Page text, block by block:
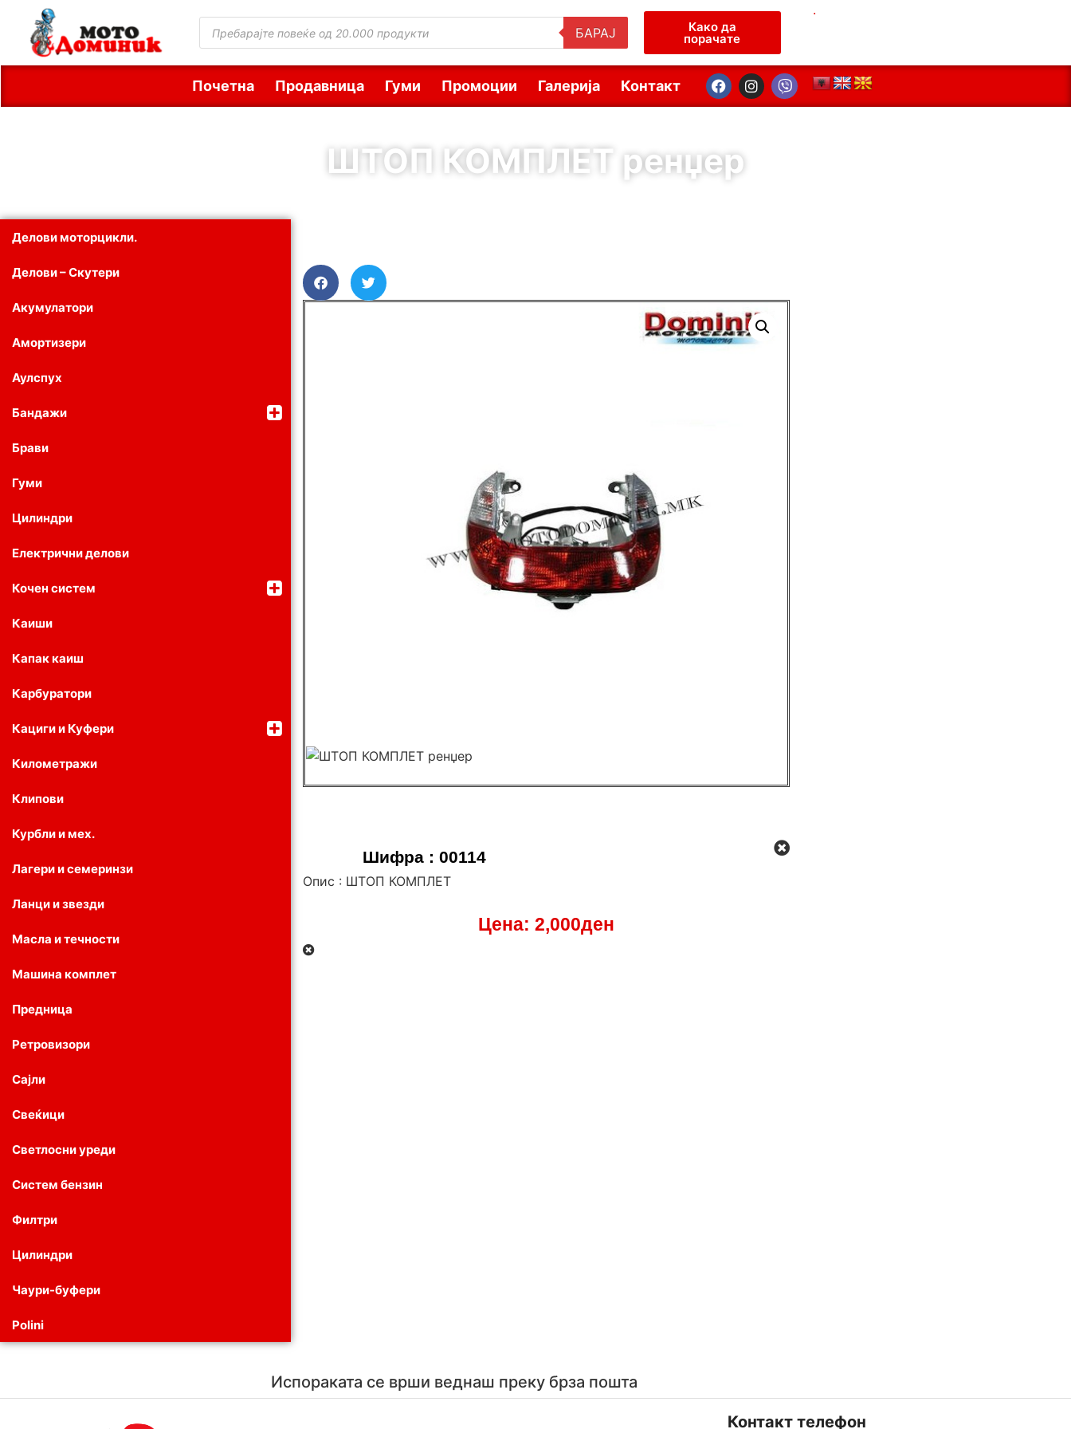
БАРАЈ Како да
порачате
.
Почетна Продавница Гуми Промоции Галерија Контакт
ШТОП КОМПЛЕТ ренџер
Делови моторцикли.
Делови – Скутери
Акумулатори
Амортизери
Аулспух
Бандажи
Брави
Гуми
Цилиндри
Електрични делови
Кочен систем
Каиши
Капак каиш
Карбуратори
Кациги и Куфери
Километражи
Клипови
Курбли и мех.
Лагери и семеринзи
Ланци и звезди
Масла и течности
Машина комплет
Предница
Ретровизори
Сајли
Свеќици
Светлосни уреди
Систем бензин
Филтри
Цилиндри
Чаури-буфери
Polini
Шифра : 00114
Опис : ШТОП КОМПЛЕТ
Цена: 2,000ден
Испораката се врши веднаш преку брза пошта
Контакт телефон